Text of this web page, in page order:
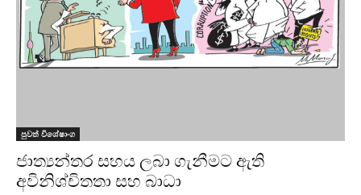
පුවත් විශේෂාංග
ජාත්‍යන්තර සහය ලබා ගැනීමට ඇති
අවිනිශ්චිතතා සහ බාධා